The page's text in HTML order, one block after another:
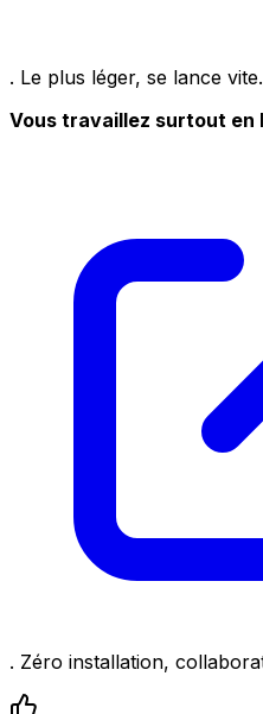
. Le plus léger, se lance vite.
Vous travaillez surtout en
. Zéro installation,